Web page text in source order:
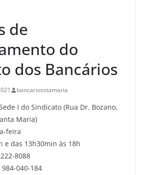
de
do
dos Bancários
bancariosstamaria
I do Sindicato (Rua Dr. Bozano,
Maria)
feira
e das 13h30min às 18h
8088
040-184